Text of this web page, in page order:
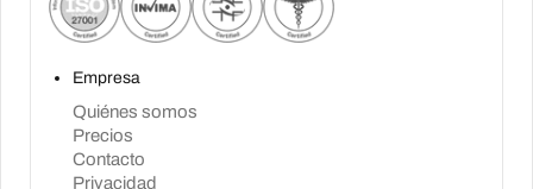
Empresa
Quiénes somos
Precios
Contacto
Privacidad